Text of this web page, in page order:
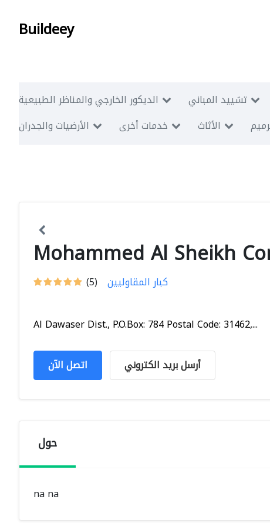
Buildeey
الديكور الخارجي والمناظر الطبيعية تشييد المباني
الأرضيات والجدران
خدمات أخرى الأثاث
Mohammed Al Sheikh
(5) كبار المقاوليين
Al Dawaser Dist., P.O.Box: 784 Postal Code: 31462,...
اتصل الآن أرسل بريد الكتروني
حول
na na